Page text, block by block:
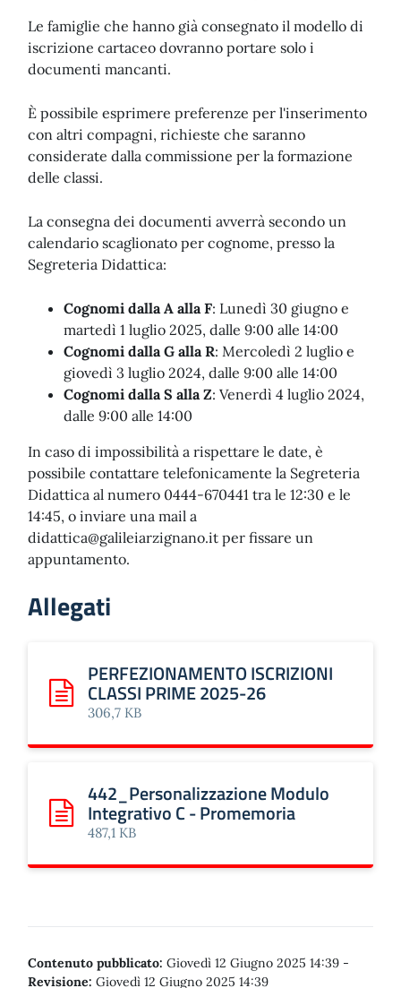
Le famiglie che hanno già consegnato il modello di
iscrizione cartaceo dovranno portare solo i
documenti mancanti.
È possibile esprimere preferenze per l'inserimento
con altri compagni, richieste che saranno
considerate dalla commissione per la formazione
delle classi.
La consegna dei documenti avverrà secondo un
calendario scaglionato per cognome, presso la
Segreteria Didattica:
Cognomi dalla A alla F: Lunedì 30 giugno e
martedì 1 luglio 2025, dalle 9:00 alle 14:00
Cognomi dalla G alla R: Mercoledì 2 luglio e
giovedì 3 luglio 2024, dalle 9:00 alle 14:00
Cognomi dalla S alla Z: Venerdì 4 luglio 2024,
dalle 9:00 alle 14:00
In caso di impossibilità a rispettare le date, è
possibile contattare telefonicamente la Segreteria
Didattica al numero 0444-670441 tra le 12:30 e le
14:45, o inviare una mail a
didattica@galileiarzignano.it per fissare un
appuntamento.
Allegati
Scarica: PERFEZIONAMENTO ISCRIZIONI CLASSI PRIME
PERFEZIONAMENTO ISCRIZIONI
CLASSI PRIME 2025-26
306,7 KB
Scarica: 442_Personalizzazione Modulo Integrativo C -
442_Personalizzazione Modulo
Integrativo C - Promemoria
487,1 KB
Contenuto pubblicato: Giovedì 12 Giugno 2025 14:39 -
Revisione: Giovedì 12 Giugno 2025 14:39